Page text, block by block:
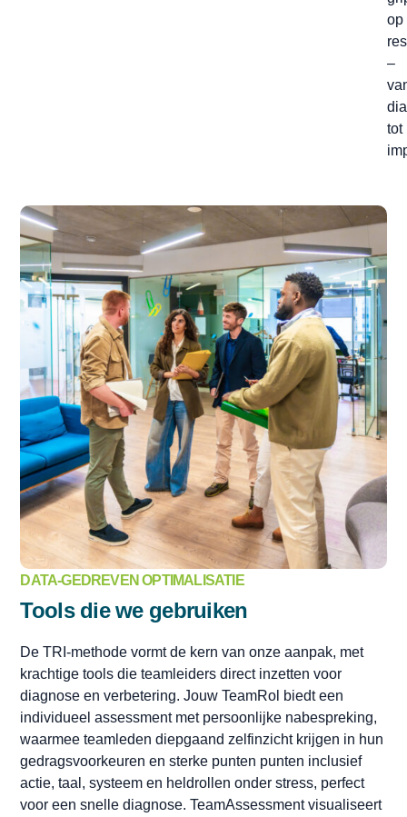
op
–
tot
DATA-GEDREVEN OPTIMALISATIE
Tools die we gebruiken
De TRI-methode vormt de kern van onze aanpak, met
krachtige tools die teamleiders direct inzetten voor
diagnose en verbetering. Jouw TeamRol biedt een
individueel assessment met persoonlijke nabespreking,
waarmee teamleden diepgaand zelfinzicht krijgen in hun
gedragsvoorkeuren en sterke punten punten inclusief
actie, taal, systeem en heldrollen onder stress, perfect
voor een snelle diagnose. TeamAssessment visualiseert